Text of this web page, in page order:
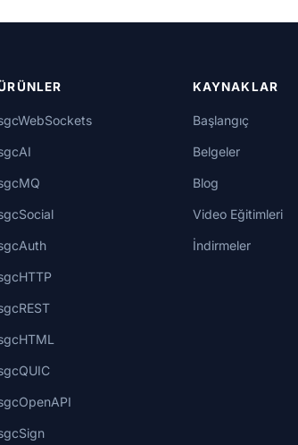
KAYNAKLAR
Başlangıç
Belgeler
Blog
Video Eğitimleri
İndirmeler